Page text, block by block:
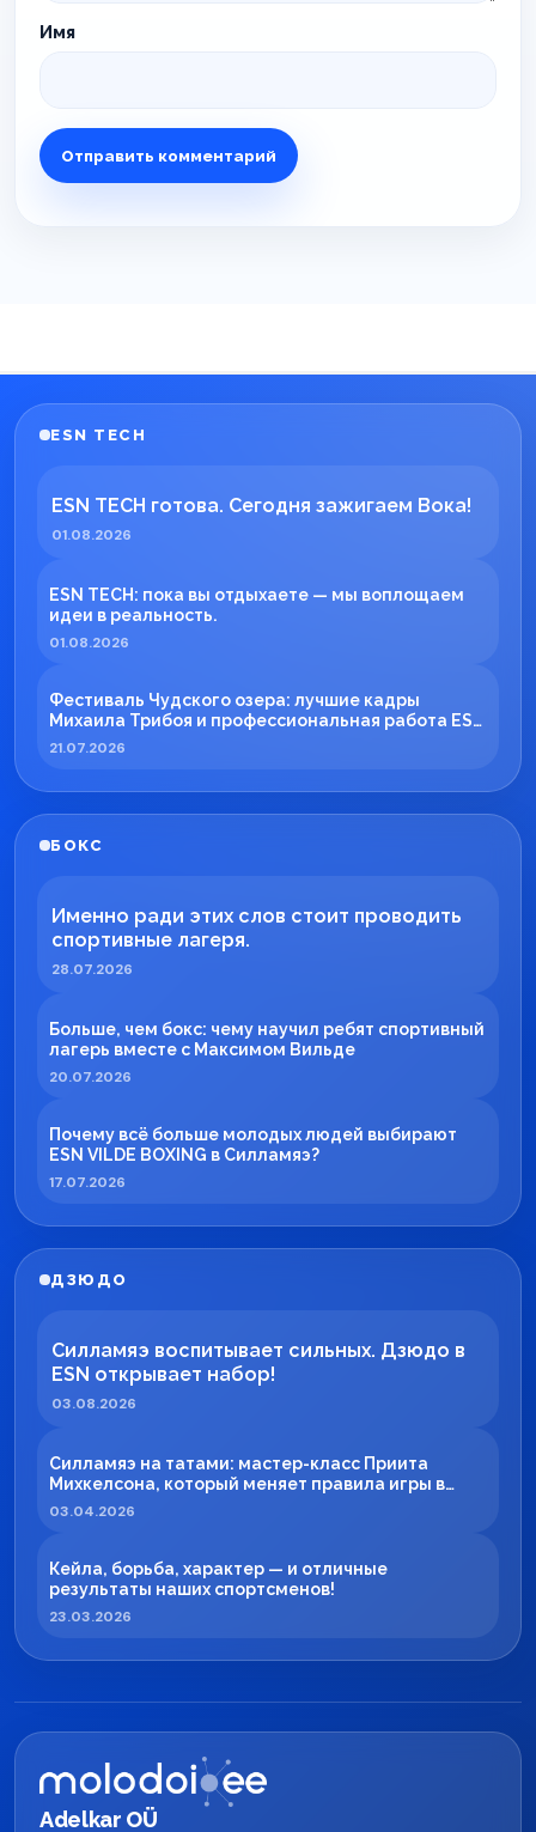
Имя
ESN TECH
ESN TECH готова. Сегодня зажигаем Вока!
01.08.2026
ESN TECH: пока вы отдыхаете — мы воплощаем
идеи в реальность.
01.08.2026
Фестиваль Чудского озера: лучшие кадры
Михаила Трибоя и профессиональная работа ESN
TECH
21.07.2026
БОКС
Именно ради этих слов стоит проводить
спортивные лагеря.
28.07.2026
Больше, чем бокс: чему научил ребят спортивный
лагерь вместе с Максимом Вильде
20.07.2026
Почему всё больше молодых людей выбирают
ESN VILDE BOXING в Силламяэ?
17.07.2026
ДЗЮДО
Силламяэ воспитывает сильных. Дзюдо в
ESN открывает набор!
03.08.2026
Силламяэ на татами: мастер-класс Приита
Михкелсона, который меняет правила игры в
регионе
03.04.2026
Кейла, борьба, характер — и отличные
результаты наших спортсменов!
23.03.2026
Adelkar OÜ